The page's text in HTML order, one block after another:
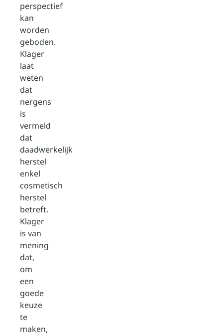
perspectief
kan
worden
geboden.
Klager
laat
weten
dat
nergens
is
vermeld
dat
daadwerkelijk
herstel
enkel
cosmetisch
herstel
betreft.
Klager
is van
mening
dat,
om
een
goede
keuze
te
maken,